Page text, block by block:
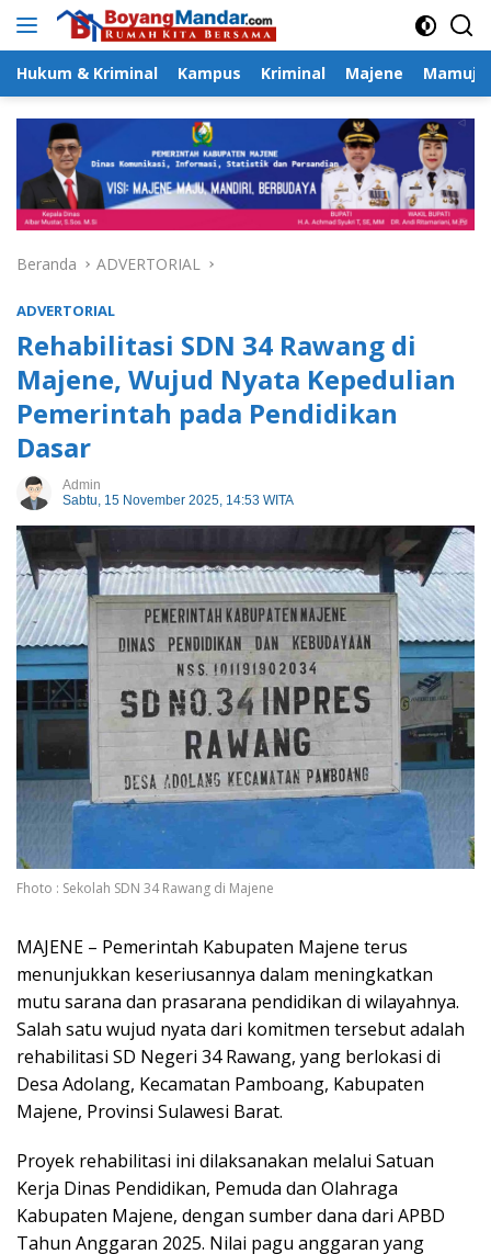
Langsung
Hukum & Kriminal Kampus Kriminal Majene Mamuju
Beranda ADVERTORIAL
ADVERTORIAL
Rehabilitasi SDN 34 Rawang di
Majene, Wujud Nyata Kepedulian
Pemerintah pada Pendidikan
Dasar
Admin
Sabtu, 15 November 2025, 14:53 WITA
Fhoto : Sekolah SDN 34 Rawang di Majene
MAJENE – Pemerintah Kabupaten Majene terus
menunjukkan keseriusannya dalam meningkatkan
mutu sarana dan prasarana pendidikan di wilayahnya.
Salah satu wujud nyata dari komitmen tersebut adalah
rehabilitasi SD Negeri 34 Rawang, yang berlokasi di
Desa Adolang, Kecamatan Pamboang, Kabupaten
Majene, Provinsi Sulawesi Barat.
Proyek rehabilitasi ini dilaksanakan melalui Satuan
Kerja Dinas Pendidikan, Pemuda dan Olahraga
Kabupaten Majene, dengan sumber dana dari APBD
Tahun Anggaran 2025. Nilai pagu anggaran yang